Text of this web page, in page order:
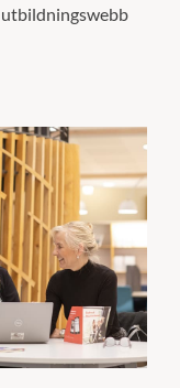
utbildningswebb